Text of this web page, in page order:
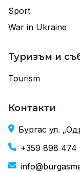
Sport
War in Ukraine
Туризъм и
Tourism
Контакти
Бургас ул.
+359 898 474